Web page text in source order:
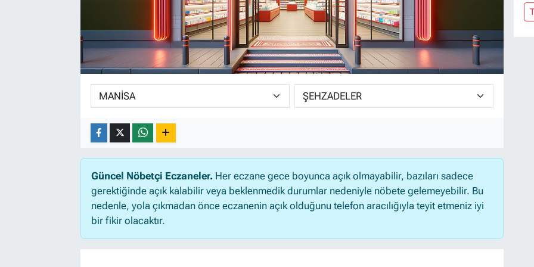
Güncel Nöbetçi Eczaneler.Her eczane gece boyunca açık olmayabilir, bazıları sadece
gerektiğinde açık kalabilir veya beklenmedik durumlar nedeniyle nöbete gelemeyebilir. Bu
nedenle, yola çıkmadan önce eczanenin açık olduğunu telefon aracılığıyla teyit etmeniz iyi
bir fikir olacaktır.